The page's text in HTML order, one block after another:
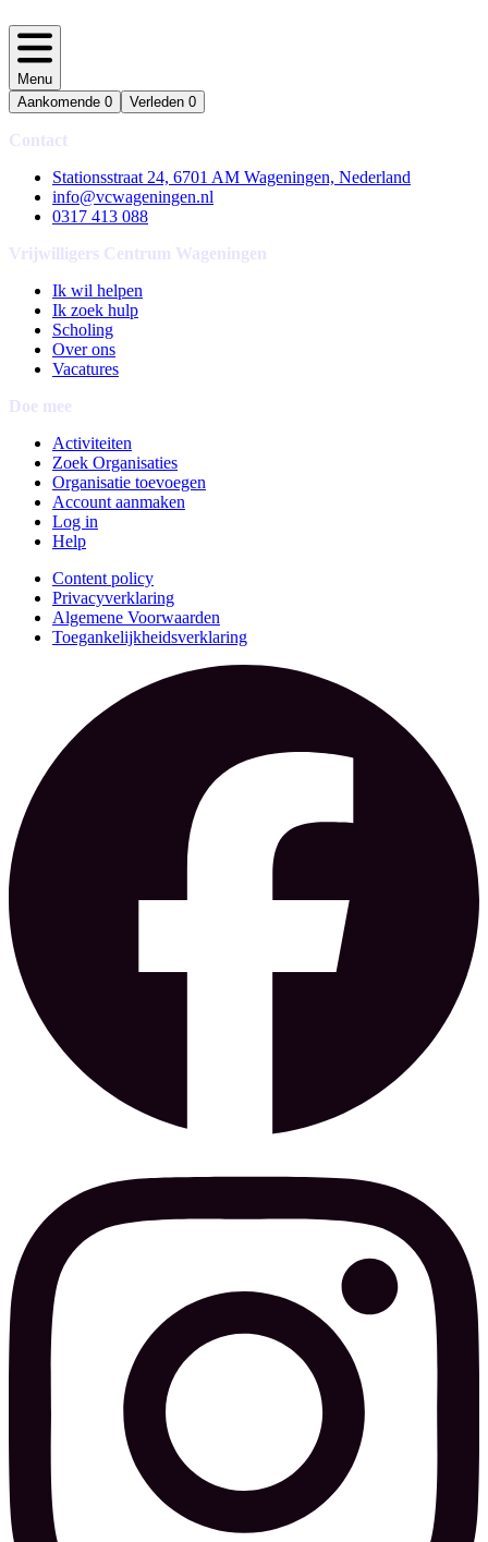
Menu
Aankomende 0 Verleden 0
Contact
Stationsstraat 24, 6701 AM Wageningen, Nederland
info@vcwageningen.nl
0317 413 088
Vrijwilligers Centrum Wageningen
Ik wil helpen
Ik zoek hulp
Scholing
Over ons
Vacatures
Doe mee
Activiteiten
Zoek Organisaties
Organisatie toevoegen
Account aanmaken
Log in
Help
Content policy
Privacyverklaring
Algemene Voorwaarden
Toegankelijkheidsverklaring